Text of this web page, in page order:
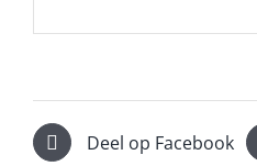
Deel op Facebook